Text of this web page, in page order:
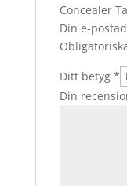
Concealer
Din e-
Ditt betyg *
Din